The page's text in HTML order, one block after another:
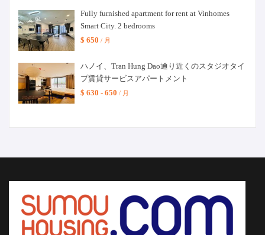
Fully furnished apartment for rent at Vinhomes
Smart City. 2 bedrooms
$ 650 / 月
ハノイ、Tran Hung Dao通り近くのスタジオタイ
プ賃貸サービスアパートメント
$ 630 - 650 / 月